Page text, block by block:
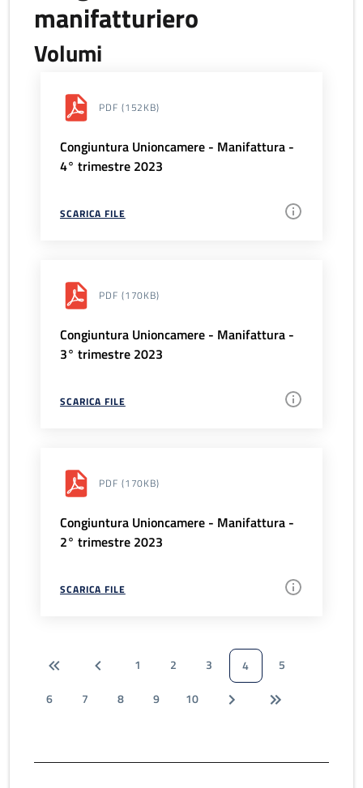
manifatturiero
Volumi
PDF (152KB)
Congiuntura Unioncamere - Manifattura -
4° trimestre 2023
SCARICA FILE
PDF (170KB)
Congiuntura Unioncamere - Manifattura -
3° trimestre 2023
SCARICA FILE
PDF (170KB)
Congiuntura Unioncamere - Manifattura -
2° trimestre 2023
SCARICA FILE
1 2 3 4
5
6
7 8 9 10